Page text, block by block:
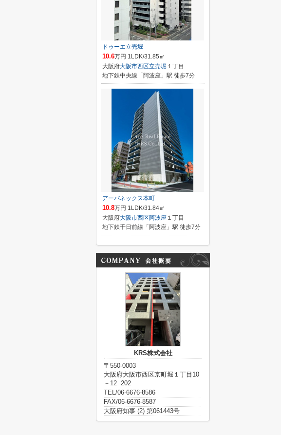
ドゥーエ立売堀
10.6万円 1LDK/31.85㎡
大阪府大阪市西区立売堀 １丁目
地下鉄中央線「阿波座」駅 徒歩7分
アーバネックス本町
10.8万円 1LDK/31.84㎡
大阪府大阪市西区阿波座 １丁目
地下鉄千日前線「阿波座」駅 徒歩7分
KRS株式会社
〒550-0003
大阪府大阪市西区京町堀１丁目10
－12 202
TEL/06-6676-8586
FAX/06-6676-8587
大阪府知事 (2) 第061443号